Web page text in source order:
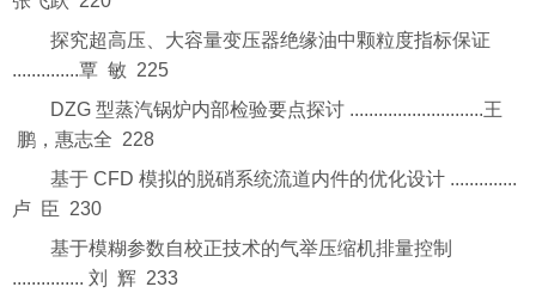
探究超高压、大容量变压器绝缘油中颗粒度指标保证
..............覃 敏 225
DZG 型蒸汽锅炉内部检验要点探讨 ............................王
鹏，惠志全 228
基于 CFD 模拟的脱硝系统流道内件的优化设计 ..............
卢 臣 230
基于模糊参数自校正技术的气举压缩机排量控制
............... 刘 辉 233